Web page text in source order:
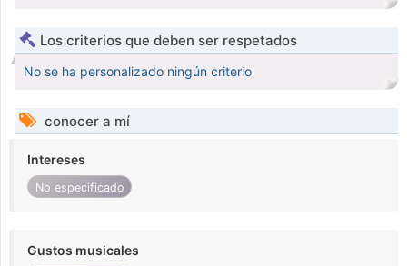
Los criterios que deben ser respetados
No se ha personalizado ningún criterio
conocer a mí
Intereses
No especificado
Gustos musicales